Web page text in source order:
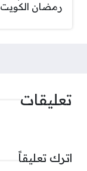
رمضان الكويت 2026
تعليقات
اترك تعليقاً